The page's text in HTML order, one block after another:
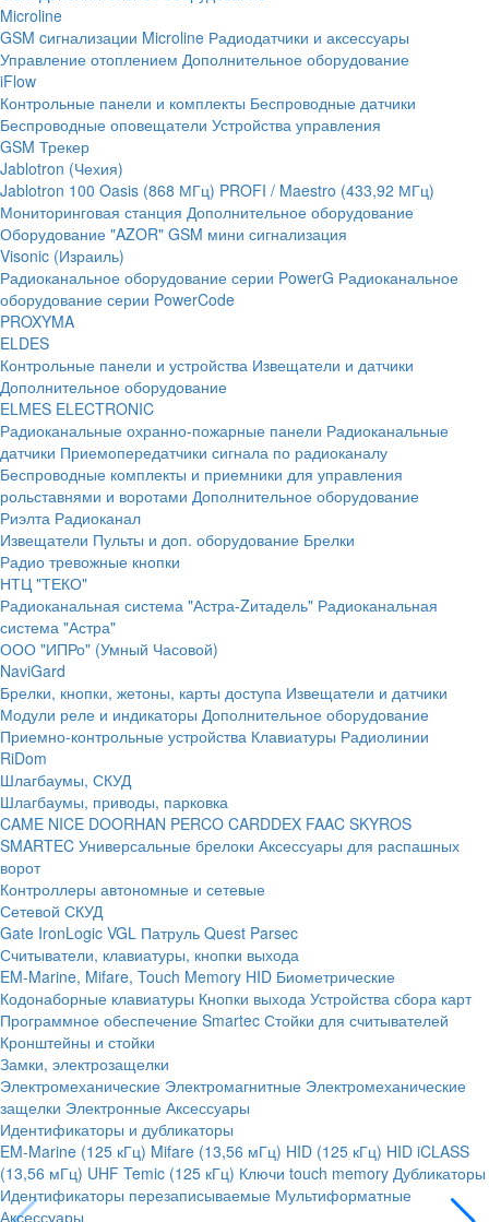
Microline
GSM cигнализации Microline Радиодатчики и аксессуары
Управление отоплением Дополнительное оборудование
iFlow
Контрольные панели и комплекты Беспроводные датчики
Беспроводные оповещатели Устройства управления
GSM Трекер
Jablotron (Чехия)
Jablotron 100 Oasis (868 МГц) PROFI / Maestro (433,92 МГц)
Мониторинговая станция Дополнительное оборудование
Оборудование "AZOR" GSM мини сигнализация
Visonic (Израиль)
Радиоканальное оборудование серии PowerG Радиоканальное
оборудование серии PowerCode
PROXYMA
ELDES
Контрольные панели и устройства Извещатели и датчики
Дополнительное оборудование
ELMES ELECTRONIC
Радиоканальные охранно-пожарные панели Радиоканальные
датчики Приемопередатчики сигнала по радиоканалу
Беспроводные комплекты и приемники для управления
рольставнями и воротами Дополнительное оборудование
Риэлта Радиоканал
Извещатели Пульты и доп. оборудование Брелки
Радио тревожные кнопки
НТЦ "ТЕКО"
Радиоканальная система "Астра-Zитадель" Радиоканальная
система "Астра"
ООО "ИПРо" (Умный Часовой)
NaviGard
Брелки, кнопки, жетоны, карты доступа Извещатели и датчики
Модули реле и индикаторы Дополнительное оборудование
Приемно-контрольные устройства Клавиатуры Радиолинии
RiDom
Шлагбаумы, СКУД
Шлагбаумы, приводы, парковка
CAME NICE DOORHAN PERCO CARDDEX FAAC SKYROS
SMARTEC Универсальные брелоки Аксессуары для распашных
ворот
Контроллеры автономные и сетевые
Сетевой СКУД
Gate IronLogic VGL Патруль Quest Parsec
Считыватели, клавиатуры, кнопки выхода
EM-Marine, Mifare, Touch Memory HID Биометрические
Кодонаборные клавиатуры Кнопки выхода Устройства сбора карт
Программное обеспечение Smartec Стойки для считывателей
Кронштейны и стойки
Замки, электрозащелки
Электромеханические Электромагнитные Электромеханические
защелки Электронные Аксессуары
Идентификаторы и дубликаторы
EM-Marine (125 кГц) Mifare (13,56 мГц) HID (125 кГц) HID iCLASS
(13,56 мГц) UHF Temic (125 кГц) Ключи touch memory Дубликаторы
Идентификаторы перезаписываемые Мультиформатные
Аксессуары